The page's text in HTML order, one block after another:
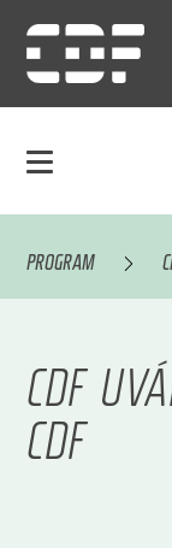
PROGRAM
CDF
CDF